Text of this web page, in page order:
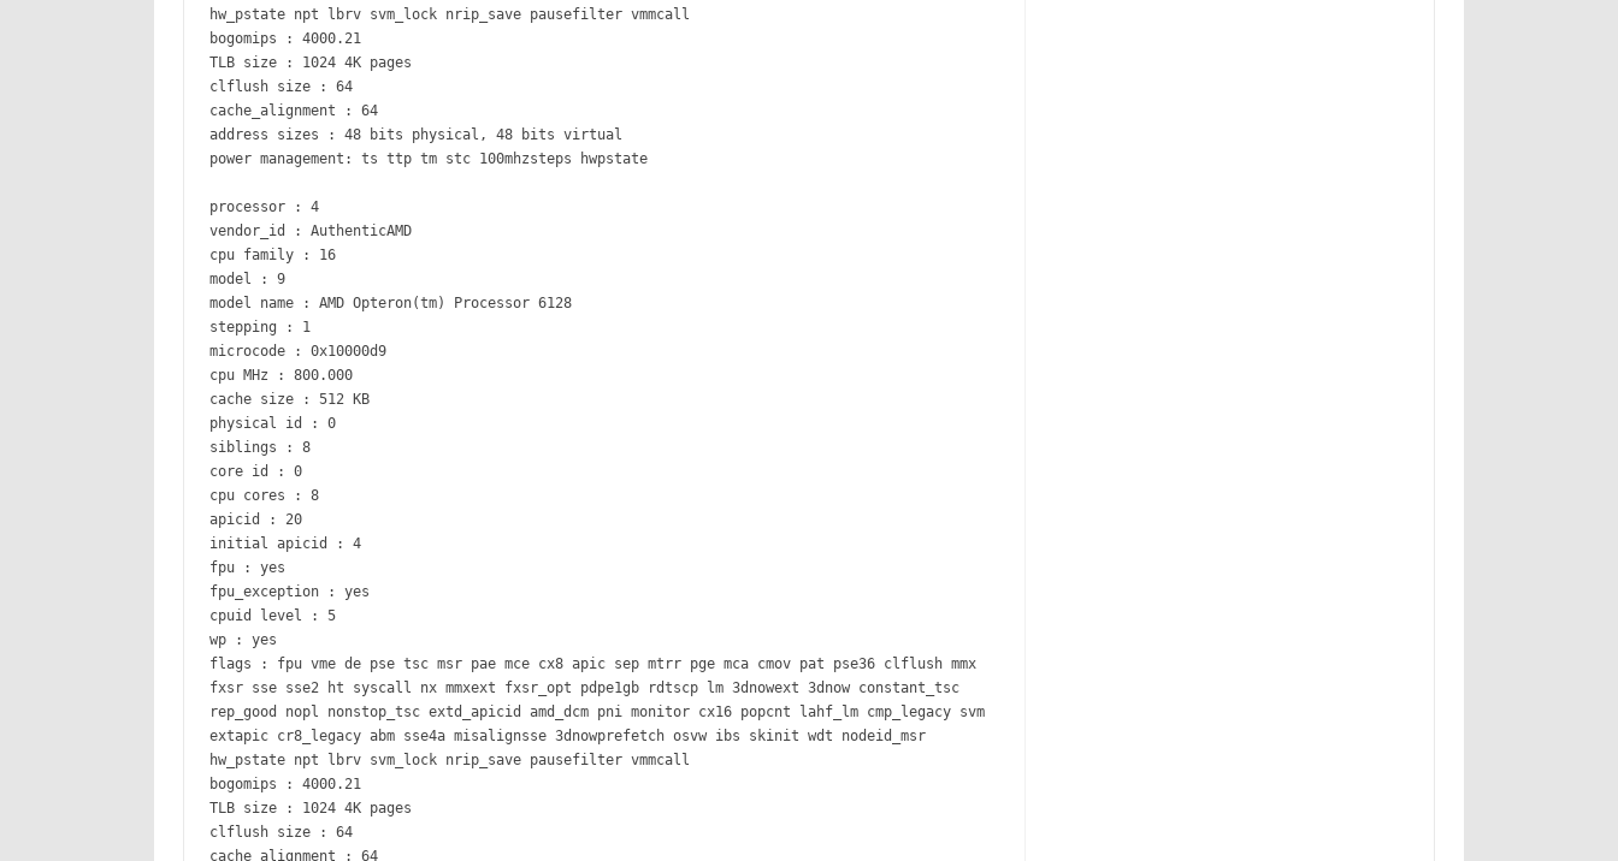
hw_pstate npt lbrv svm_lock nrip_save pausefilter vmmcall
bogomips : 4000.21
TLB size : 1024 4K pages
clflush size : 64
cache_alignment : 64
address sizes : 48 bits physical, 48 bits virtual
power management: ts ttp tm stc 100mhzsteps hwpstate
processor : 4
vendor_id : AuthenticAMD
cpu family : 16
model : 9
model name : AMD Opteron(tm) Processor 6128
stepping : 1
microcode : 0x10000d9
cpu MHz : 800.000
cache size : 512 KB
physical id : 0
siblings : 8
core id : 0
cpu cores : 8
apicid : 20
initial apicid : 4
fpu : yes
fpu_exception : yes
cpuid level : 5
wp : yes
flags : fpu vme de pse tsc msr pae mce cx8 apic sep mtrr pge mca cmov pat pse36 clflush mmx
fxsr sse sse2 ht syscall nx mmxext fxsr_opt pdpe1gb rdtscp lm 3dnowext 3dnow constant_tsc
rep_good nopl nonstop_tsc extd_apicid amd_dcm pni monitor cx16 popcnt lahf_lm cmp_legacy svm
extapic cr8_legacy abm sse4a misalignsse 3dnowprefetch osvw ibs skinit wdt nodeid_msr
hw_pstate npt lbrv svm_lock nrip_save pausefilter vmmcall
bogomips : 4000.21
TLB size : 1024 4K pages
clflush size : 64
cache_alignment : 64